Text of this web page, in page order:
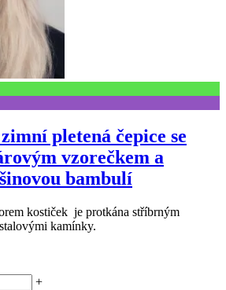
pletená čepice se
vzorečkem a
bambulí
kostiček je protkána stříbrným
kamínky.
+